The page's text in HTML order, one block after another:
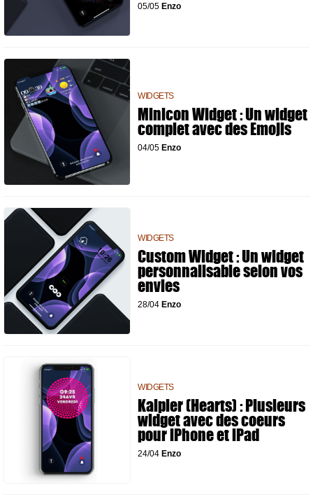
05/05 Enzo
WIDGETS
Minicon Widget : Un widget
complet avec des Emojis
04/05 Enzo
WIDGETS
Custom Widget : Un widget
personnalisable selon vos
envies
28/04 Enzo
WIDGETS
Kalpler (Hearts) : Plusieurs
widget avec des coeurs
pour iPhone et iPad
24/04 Enzo